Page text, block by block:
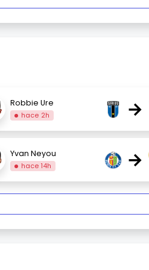
Robbie Ure
hace 2h →
Yvan Neyou
hace 14h →